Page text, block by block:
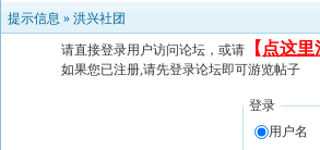
提示信息 » 洪兴社团
请直接登录用户访问论坛，或请 【 点这里
如果您已注册,请先登录论坛即可游览帖子
登录
用户名